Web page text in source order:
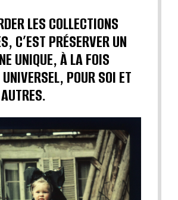
LES COLLECTIONS
C’EST PRÉSERVER UN
UNIQUE, À LA FOIS
POUR SOI ET